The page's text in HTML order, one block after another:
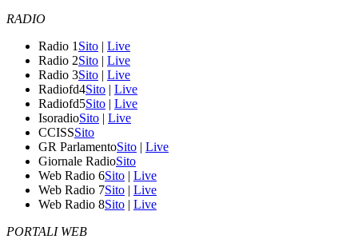
RADIO
Radio 1 Sito | Live
Radio 2Sito | Live
Radio 3Sito | Live
Radiofd4Sito | Live
Radiofd5Sito | Live
IsoradioSito | Live
CCISSSito
GR ParlamentoSito | Live
Giornale RadioSito
Web Radio 6Sito | Live
Web Radio 7Sito | Live
Web Radio 8Sito | Live
PORTALI WEB